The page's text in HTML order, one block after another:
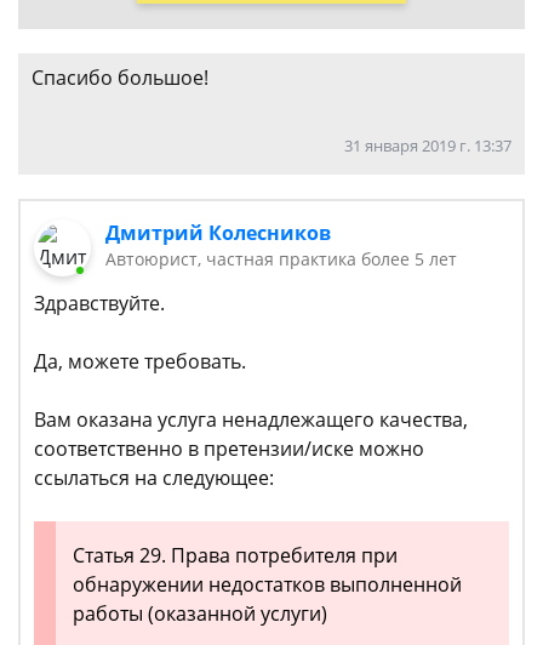
Спасибо большое!
31 января 2019 г. 13:37
Дмитрий Колесников
Автоюрист, частная практика более 5 лет
Здравствуйте.
Да, можете требовать.
Вам оказана услуга ненадлежащего качества,
соответственно в претензии/иске можно
ссылаться на следующее:
Статья 29. Права потребителя при
обнаружении недостатков выполненной
работы (оказанной услуги)